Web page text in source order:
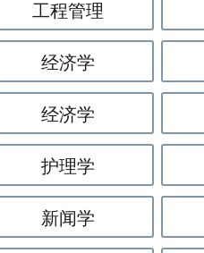
工程管理
经济学
经济学
护理学
新闻学